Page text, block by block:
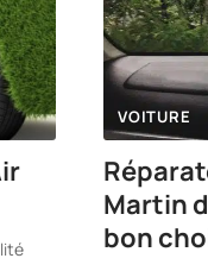
VOITURE
Martin
bon